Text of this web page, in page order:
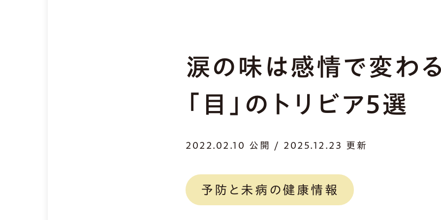
涙の味は感情で変わ
「目」のトリビア5選
2022.02.10 公開 / 2025.12.23 更新
予防と未病の健康情報